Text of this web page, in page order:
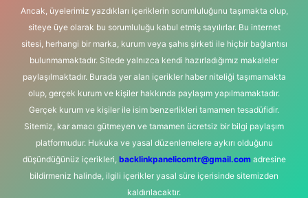
Ancak, üyelerimiz yazdıkları içeriklerin sorumluluğunu taşımakta olup,
siteye üye olarak bu sorumluluğu kabul etmiş sayılırlar. Bu internet
sitesi, herhangi bir marka, kurum veya şahıs şirketi ile hiçbir bağlantısı
bulunmamaktadır. Sitede yalnızca kendi hazırladığımız makaleler
paylaşılmaktadır. Burada yer alan içerikler haber niteliği taşımamakta
olup, gerçek kurum ve kişiler hakkında paylaşım yapılmamaktadır.
Gerçek kurum ve kişiler ile isim benzerlikleri tamamen tesadüfidir.
Sitemiz, kar amacı gütmeyen ve tamamen ücretsiz bir bilgi paylaşım
platformudur. Hukuka ve yasal düzenlemelere aykırı olduğunu
düşündüğünüz içerikleri, backlinkpanelicomtr@gmail.comadresine
bildirmeniz halinde, ilgili içerikler yasal süre içerisinde sitemizden
kaldırılacaktır.